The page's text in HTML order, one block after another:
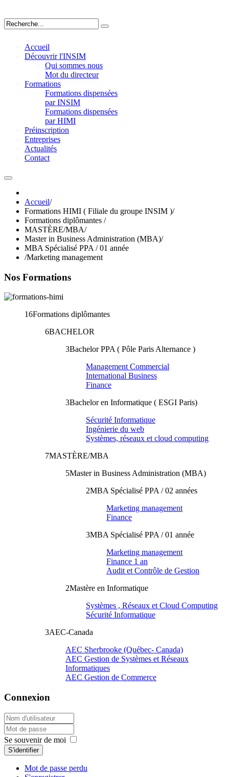
Accueil
Découvrir l'INSIM
Qui sommes nous
Mot du directeur
Formations
Formations dispensées
par INSIM
Formations dispensées
par HIMI
Préinscription
Entreprises
Actualités
Contact
Accueil/
Formations HIMI ( Filiale du groupe INSIM )/
Formations diplômantes /
MASTÈRE/MBA/
Master in Business Administration (MBA)/
MBA Spécialisé PPA / 01 année
/Marketing management
Nos Formations
16Formations diplômantes
6BACHELOR
3Bachelor PPA ( Pôle Paris Alternance )
Management Commercial
International Business
Finance
3Bachelor en Informatique ( ESGI Paris)
Sécurité Informatique
Ingénierie du web
Systèmes, réseaux et cloud computing
7MASTÈRE/MBA
5Master in Business Administration (MBA)
2MBA Spécialisé PPA / 02 années
Marketing management
Finance
3MBA Spécialisé PPA / 01 année
Marketing management
Finance 1 an
Audit et Contrôle de Gestion
2Mastère en Informatique
Systèmes , Réseaux et Cloud Computing
Sécurité Informatique
3AEC-Canada
AEC Sherbrooke (Québec- Canada)
AEC Gestion de Systèmes et Réseaux
Informatiques
AEC Gestion de Commerce
Connexion
Se souvenir de moi
S'identifier
Mot de passe perdu